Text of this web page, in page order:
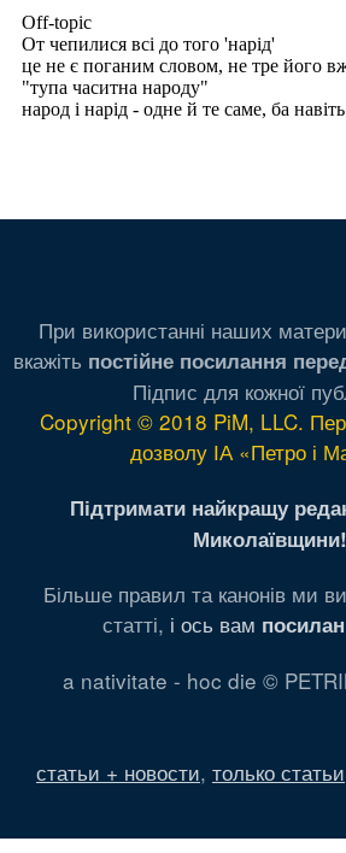
При використанні наших
вкажіть постійне посилання
Підпис для кожної
Copyright © 2018 PiM, LLC.
дозволу ІА «Петро і
Підтримати найкращу
Миколаївщини!
Більше правил та канонів ми
статті, і ось вам
a nativitate - hoc die ©
статьи + новости, только статьи